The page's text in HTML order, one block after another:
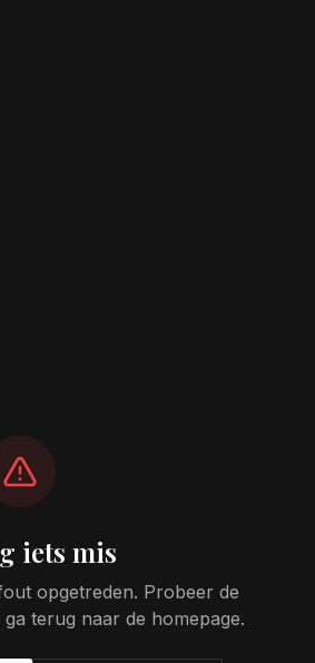
iets mis
opgetreden. Probeer de
terug naar de homepage.